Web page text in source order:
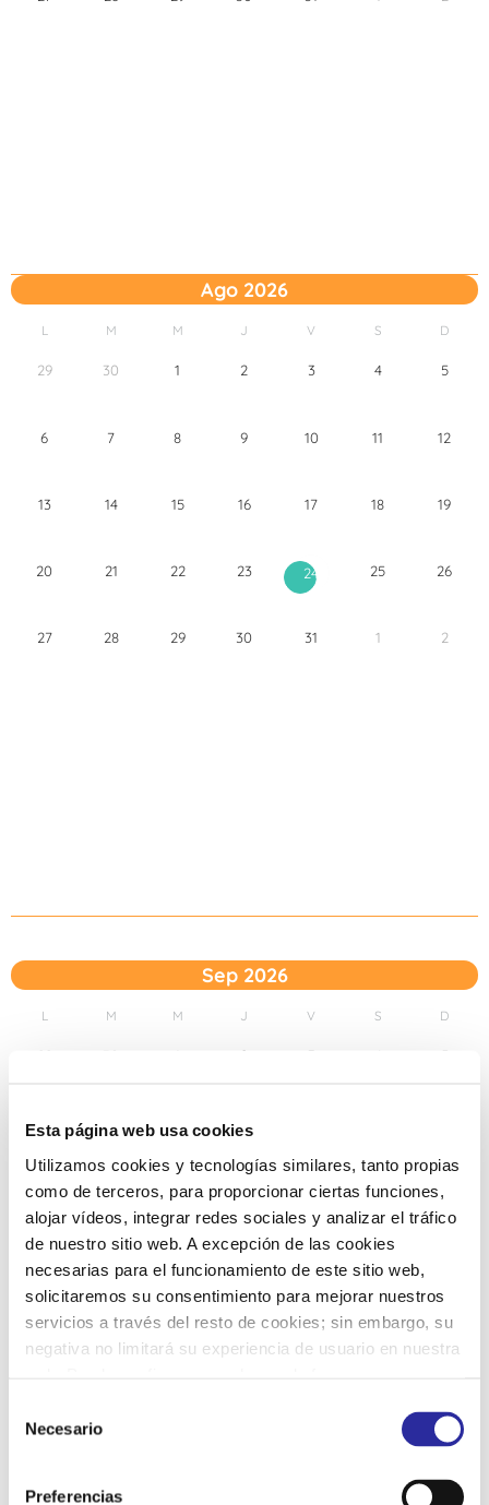
Esta página web usa cookies
Utilizamos cookies y tecnologías similares, tanto propias
como de terceros, para proporcionar ciertas funciones,
alojar vídeos, integrar redes sociales y analizar el tráfico
de nuestro sitio web. A excepción de las cookies
necesarias para el funcionamiento de este sitio web,
solicitaremos su consentimiento para mejorar nuestros
servicios a través del resto de cookies; sin embargo, su
negativa no limitará su experiencia de usuario en nuestra
más información, puede consultar nuestra
Política de
Necesario
Preferencias
Ago 2026
L M M J V S D
29 30 1 2 3 4 5
6 7 8 9 10 11 12
13 14 15 16 17 18 19
20 21 22 23 24 25 26
27 28 29 30 31 1 2
Sep 2026
L M M J V S D
2 3
6
13 14 15 16 17 18
23
27 28 29 30 31 1 2